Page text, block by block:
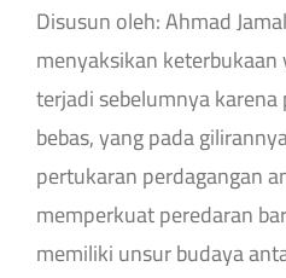
Disusun oleh: Ahmad
menyaksikan
terjadi sebelumnya
bebas, yang pada
pertukaran perdagangan
memperkuat peredaran
memiliki unsur budaya